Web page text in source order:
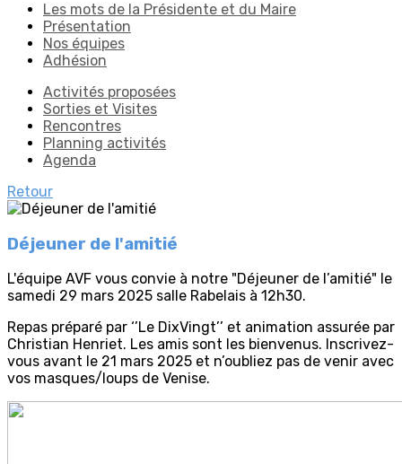
Les mots de la Présidente et du Maire
Présentation
Nos équipes
Adhésion
Activités proposées
Sorties et Visites
Rencontres
Planning activités
Agenda
Retour
Déjeuner de l'amitié
L'équipe AVF vous convie à notre "Déjeuner de l’amitié" le
samedi 29 mars 2025 salle Rabelais à 12h30.
Repas préparé par ‘’Le DixVingt’’ et animation assurée par
Christian Henriet. Les amis sont les bienvenus. Inscrivez-
vous avant le 21 mars 2025 et n’oubliez pas de venir avec
vos masques/loups de Venise.